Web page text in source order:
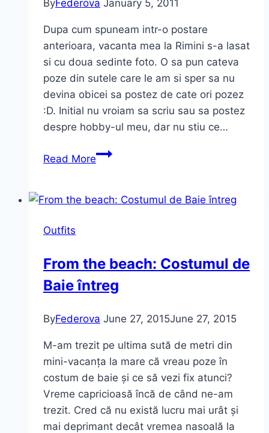
ByFederova January 5, 2011
Dupa cum spuneam intr-o postare
anterioara, vacanta mea la Rimini s-a lasat
si cu doua sedinte foto. O sa pun cateva
poze din sutele care le am si sper sa nu
devina obicei sa postez de cate ori pozez
:D. Initial nu vroiam sa scriu sau sa postez
despre hobby-ul meu, dar nu stiu ce…
Read MoreSedinte
Rimini
Outfits
From the beach: Costumul de
Baie întreg
ByFederova June 27, 2015June 27, 2015
M-am trezit pe ultima sută de metri din
mini-vacanța la mare că vreau poze în
costum de baie și ce să vezi fix atunci?
Vreme capricioasă încă de când ne-am
trezit. Cred că nu există lucru mai urât și
mai deprimant decât vremea nasoală la